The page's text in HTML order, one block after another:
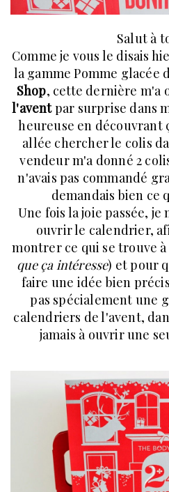
Salut à
Comme je vous le disais
la gamme Pomme glacée
Shop, cette dernière m'a
l'aventpar surprise dans
heureuse en découvrant
allée chercher le colis
vendeur m'a donné 2
n'avais pas commandé
demandais bien ce
Une fois la joie passée, je
ouvrir le calendrier,
montrer ce qui se trouve
que ça intéresse) et pour
faire une idée bien
pas spécialement une
calendriers de l'avent,
jamais à ouvrir une